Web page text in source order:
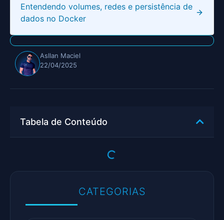
Entendendo volumes, redes e persistência de
dados no Docker
Asllan Maciel
22/04/2025
Tabela de Conteúdo
CATEGORIAS